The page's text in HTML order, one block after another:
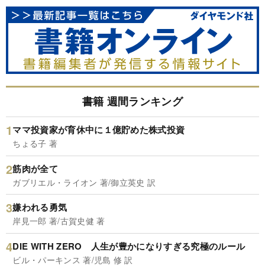
書籍 週間ランキング
ママ投資家が育休中に１億貯めた株式投資
ちょる子 著
筋肉が全て
ガブリエル・ライオン 著/御立英史 訳
嫌われる勇気
岸見一郎 著/古賀史健 著
DIE WITH ZERO 人生が豊かになりすぎる究極のルール
ビル・パーキンス 著/児島 修 訳